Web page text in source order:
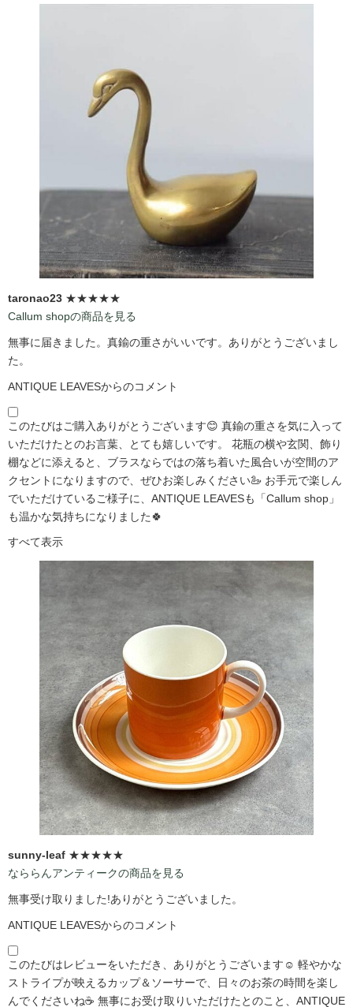
taronao23 ★★★★★
Callum shopの商品を見る
無事に届きました。真鍮の重さがいいです。ありがとうございまし
た。
ANTIQUE LEAVESからのコメント
このたびはご購入ありがとうございます😊 真鍮の重さを気に入って
いただけたとのお言葉、とても嬉しいです。 花瓶の横や玄関、飾り
棚などに添えると、ブラスならではの落ち着いた風合いが空間のア
クセントになりますので、ぜひお楽しみください🦢 お手元で楽しん
でいただけているご様子に、ANTIQUE LEAVESも「Callum shop」
も温かな気持ちになりました🍀
すべて表示
sunny-leaf ★★★★★
なららんアンティークの商品を見る
無事受け取りました!ありがとうございました。
ANTIQUE LEAVESからのコメント
このたびはレビューをいただき、ありがとうございます☺️ 軽やかな
ストライプが映えるカップ＆ソーサーで、日々のお茶の時間を楽し
んでくださいね☕ 無事にお受け取りいただけたとのこと、ANTIQUE